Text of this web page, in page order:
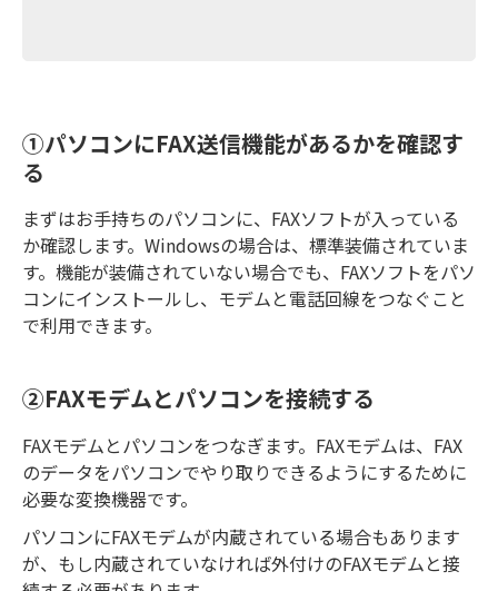
①パソコンにFAX送信機能があるかを確認す
る
まずはお手持ちのパソコンに、FAXソフトが入っている
か確認します。Windowsの場合は、標準装備されていま
す。機能が装備されていない場合でも、FAXソフトをパソ
コンにインストールし、モデムと電話回線をつなぐこと
で利用できます。
②FAXモデムとパソコンを接続する
FAXモデムとパソコンをつなぎます。FAXモデムは、FAX
のデータをパソコンでやり取りできるようにするために
必要な変換機器です。
パソコンにFAXモデムが内蔵されている場合もあります
が、もし内蔵されていなければ外付けのFAXモデムと接